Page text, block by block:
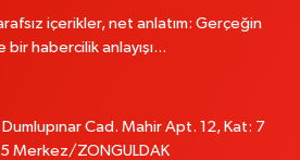
içerikler, net anlatım: Gerçeğin
bir habercilik anlayışı...
Cad. Mahir Apt. 12, Kat: 7
Merkez/ZONGULDAK